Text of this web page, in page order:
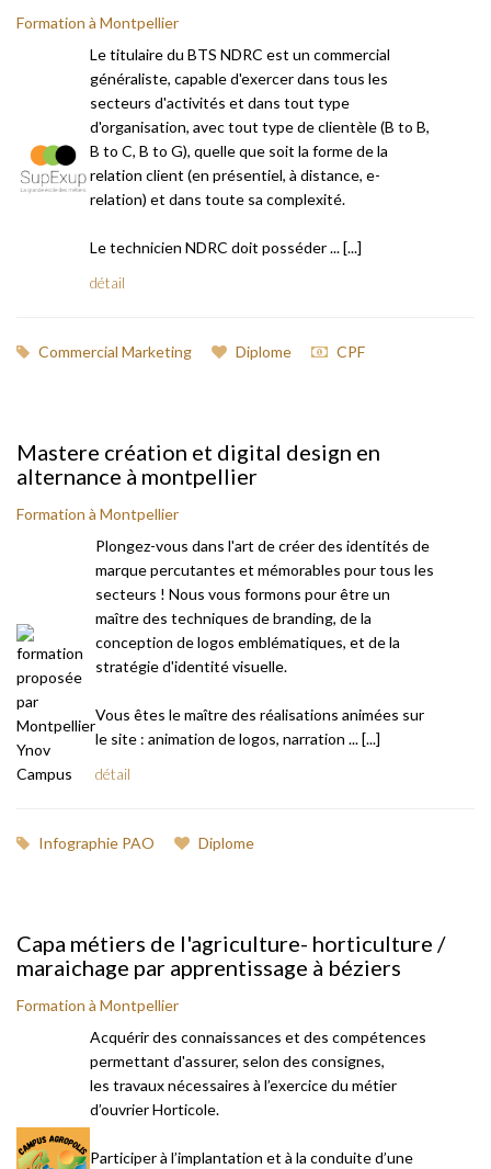
Formation à Montpellier
Le titulaire du BTS NDRC est un commercial
généraliste, capable d'exercer dans tous les
secteurs d'activités et dans tout type
d'organisation, avec tout type de clientèle (B to B,
B to C, B to G), quelle que soit la forme de la
relation client (en présentiel, à distance, e-
relation) et dans toute sa complexité.
Le technicien NDRC doit posséder ... [...]
détail
Commercial Marketing Diplome CPF
Mastere création et digital design en
alternance à montpellier
Formation à Montpellier
Plongez-vous dans l'art de créer des identités de
marque percutantes et mémorables pour tous les
secteurs ! Nous vous formons pour être un
maître des techniques de branding, de la
conception de logos emblématiques, et de la
stratégie d'identité visuelle.
Vous êtes le maître des réalisations animées sur
le site : animation de logos, narration ... [...]
détail
Infographie PAO Diplome
Capa métiers de l'agriculture- horticulture /
maraichage par apprentissage à béziers
Formation à Montpellier
Acquérir des connaissances et des compétences
permettant d'assurer, selon des consignes,
les travaux nécessaires à l’exercice du métier
d’ouvrier Horticole.
Participer à l’implantation et à la conduite d’une